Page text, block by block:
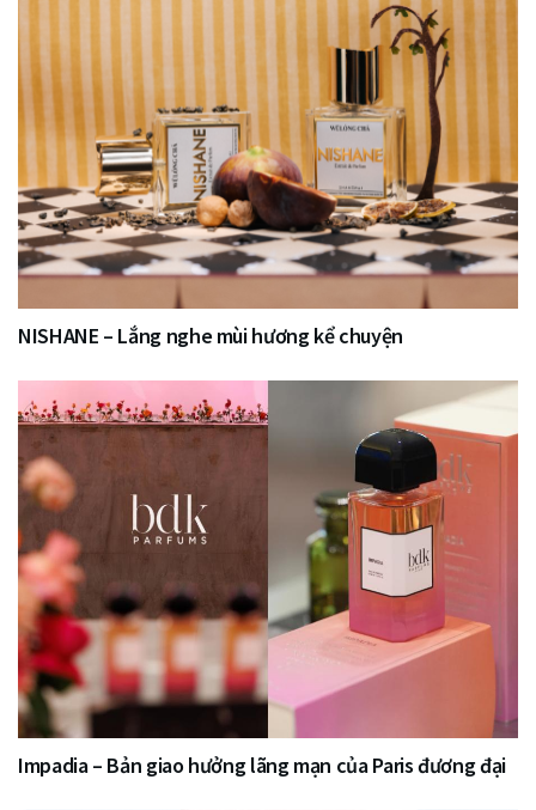
NISHANE – Lắng nghe mùi hương kể chuyện
Impadia – Bản giao hưởng lãng mạn của Paris đương đại